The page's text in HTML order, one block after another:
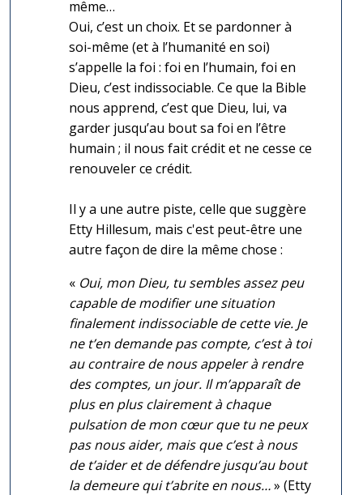
même…
Oui, c’est un choix. Et se pardonner à
soi-même (et à l’humanité en soi)
s’appelle la foi : foi en l’humain, foi en
Dieu, c’est indissociable. Ce que la Bible
nous apprend, c’est que Dieu, lui, va
garder jusqu’au bout sa foi en l’être
humain ; il nous fait crédit et ne cesse ce
renouveler ce crédit.
Il y a une autre piste, celle que suggère
Etty Hillesum, mais c'est peut-être une
autre façon de dire la même chose :
« Oui, mon Dieu, tu sembles assez peu
capable de modifier une situation
finalement indissociable de cette vie. Je
ne t’en demande pas compte, c’est à toi
au contraire de nous appeler à rendre
des comptes, un jour. Il m’apparaît de
plus en plus clairement à chaque
pulsation de mon cœur que tu ne peux
pas nous aider, mais que c’est à nous
de t’aider et de défendre jusqu’au bout
la demeure qui t’abrite en nous…» (Etty